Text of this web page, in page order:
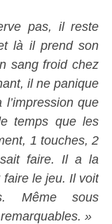
pas, il reste
là il prend son
sang froid chez
il ne panique
que
temps que les
1 touches, 2
faire. Il a la
le jeu. Il voit
Même sous
»